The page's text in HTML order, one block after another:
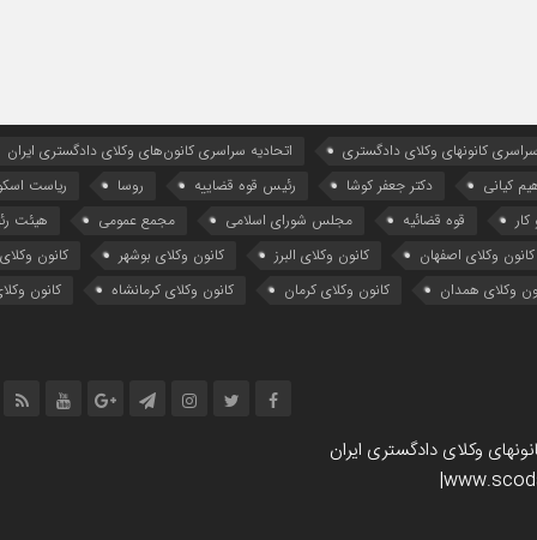
کانونهای وکلای دادگستری اتحادیه سراسری کانون‌های وکلای دادگستری ایران
کیانی دکتر جعفر کوشا رئیس قوه قضاییه روسا ریاست
قوه قضائیه مجلس شورای اسلامی مجمع عمومی هیئت
کانون وکلای اصفهان کانون وکلای البرز کانون وکلای بوشهر کانون
وکلای همدان کانون وکلای کرمان کانون وکلای کرمانشاه کانون
وکلای دادگستری ایران